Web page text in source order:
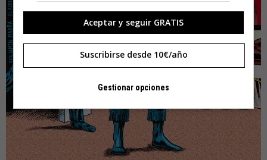
Aceptar y seguir GRATIS
Suscribirse desde 10€/año
Gestionar opciones